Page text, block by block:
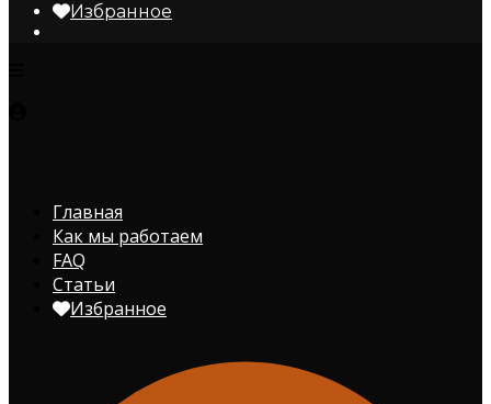
Избранное
Главная
Как мы работаем
FAQ
Статьи
Избранное